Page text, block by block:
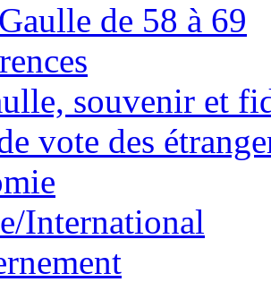
de 58 à 69
souvenir et
vote des
International